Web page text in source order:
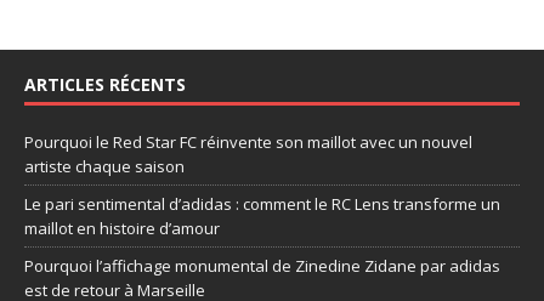
ARTICLES RÉCENTS
Pourquoi le Red Star FC réinvente son maillot avec un nouvel
artiste chaque saison
Le pari sentimental d’adidas : comment le RC Lens transforme un
maillot en histoire d’amour
Pourquoi l’affichage monumental de Zinedine Zidane par adidas
est de retour à Marseille